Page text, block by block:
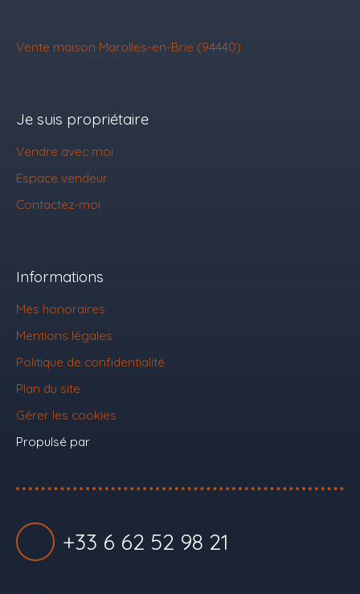
Vente maison Marolles-en-Brie (94440)
Je suis propriétaire
Vendre avec moi
Espace vendeur
Contactez-moi
Informations
Mes honoraires
Mentions légales
Politique de confidentialité
Plan du site
Gérer les cookies
Propulsé par
+33 6 62 52 98 21